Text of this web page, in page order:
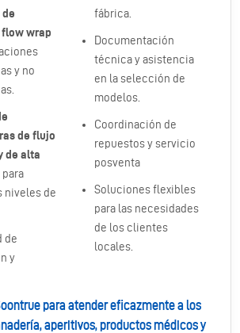
wrap
y no
de flujo
de alta
para
niveles de
de
y
fábrica.
Documentación
técnica y asistencia
en la selección de
modelos.
Coordinación de
repuestos y servicio
posventa
Soluciones flexibles
para las necesidades
de los clientes
locales.
para atender eficazmente a los
aperitivos, productos médicos y